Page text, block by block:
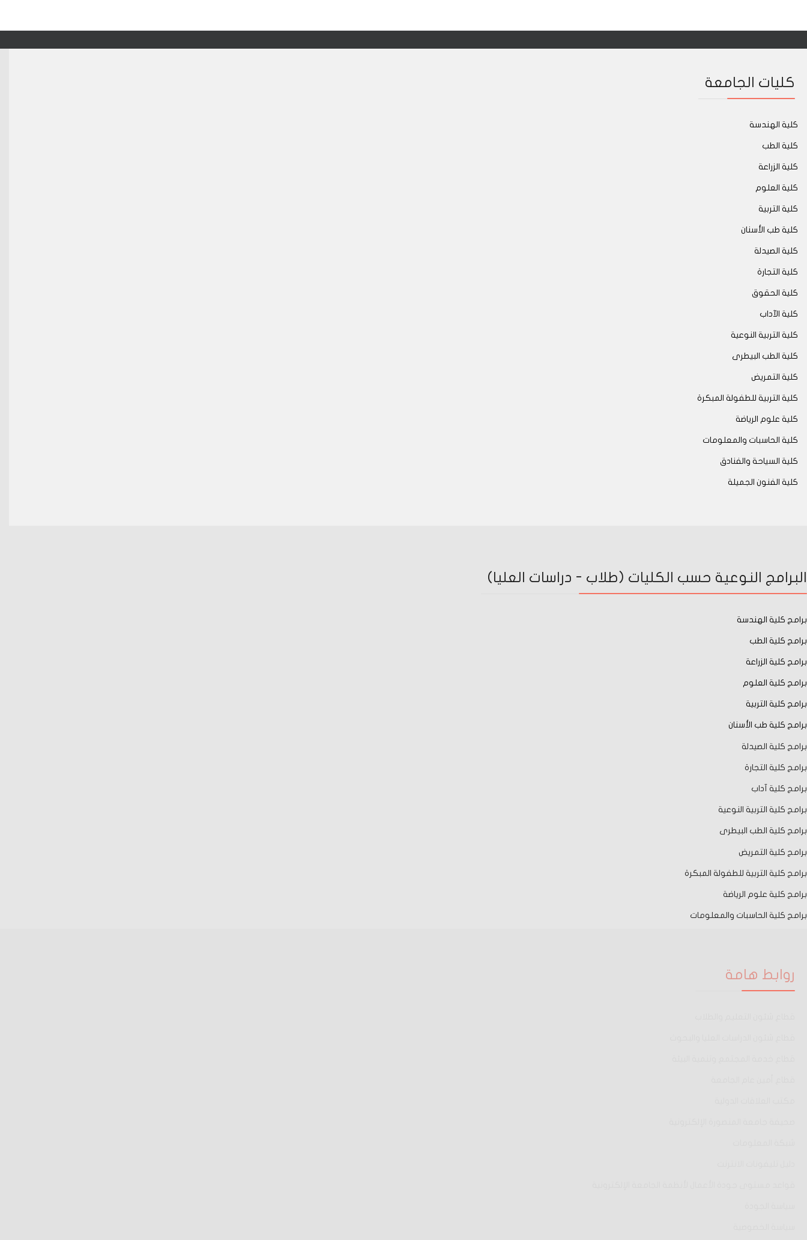
كليات الجامعة
كلية الهندسة
كلية الطب
كلية الزراعة
كلية العلوم
كلية التربية
كلية طب الأسنان
كلية الصيدلة
كلية التجارة
كلية الحقوق
كلية الآداب
كلية التربية النوعية
كلية الطب البيطرى
كلية التمريض
كلية التربية للطفولة المبكرة
كلية علوم الرياضة
كلية الحاسبات والمعلومات
كلية السياحة والفنادق
كلية الفنون الجميلة
البرامج النوعية حسب الكليات (طلاب - دراسات العليا)
برامج كلية الهندسة
برامج كلية الطب
برامج كلية الزراعة
برامج كلية العلوم
برامج كلية التربية
برامج كلية طب الأسنان
برامج كلية الصيدلة
برامج كلية التجارة
برامج كلية آداب
برامج كلية التربية النوعية
برامج كلية الطب البيطرى
برامج كلية التمريض
برامج كلية التربية للطفولة المبكرة
برامج كلية علوم الرياضة
برامج كلية الحاسبات والمعلومات
روابط هامة